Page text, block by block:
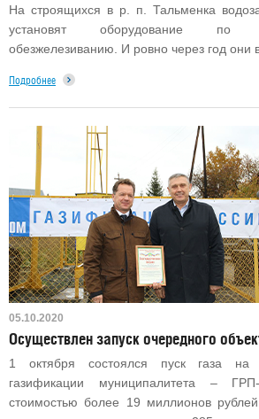
На строящихся в р. п. Тальменка
установят оборудование по
обезжелезиванию. И ровно через год они
Подробнее
05.10.2020
Осуществлен запуск очередного
1 октября состоялся пуск газа на
газификации муниципалитета –
стоимостью более 19 миллионов